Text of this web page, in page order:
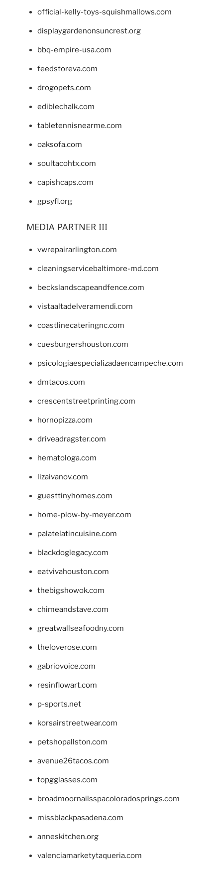
official-kelly-toys-squishmallows.com
displaygardenonsuncrest.org
bbq-empire-usa.com
feedstoreva.com
drogopets.com
ediblechalk.com
tabletennisnearme.com
oaksofa.com
soultacohtx.com
capishcaps.com
gpsyfl.org
MEDIA PARTNER III
vwrepairarlington.com
cleaningservicebaltimore-md.com
beckslandscapeandfence.com
vistaaltadelveramendi.com
coastlinecateringnc.com
cuesburgershouston.com
psicologiaespecializadaencampeche.com
dmtacos.com
crescentstreetprinting.com
hornopizza.com
driveadragster.com
hematologa.com
lizaivanov.com
guesttinyhomes.com
home-plow-by-meyer.com
palatelatincuisine.com
blackdoglegacy.com
eatvivahouston.com
thebigshowok.com
chimeandstave.com
greatwallseafoodny.com
theloverose.com
gabriovoice.com
resinflowart.com
p-sports.net
korsairstreetwear.com
petshopallston.com
avenue26tacos.com
topgglasses.com
broadmoornailsspacoloradosprings.com
missblackpasadena.com
anneskitchen.org
valenciamarketytaqueria.com